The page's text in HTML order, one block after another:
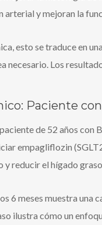
arterial y mejoran la
esto se traduce en una
necesario. Los
Paciente
de 52 años
empagliflozin
y reducir el hígado
6 meses muestra
ilustra cómo un